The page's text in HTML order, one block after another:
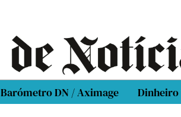
Barómetro DN / Aximage Dinheiro